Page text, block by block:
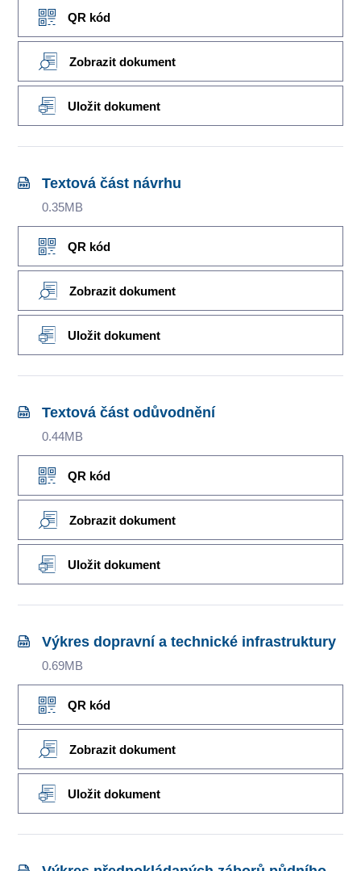
QR kód
Zobrazit dokument
Uložit dokument
Textová část návrhu
0.35MB
QR kód
Zobrazit dokument
Uložit dokument
Textová část odůvodnění
0.44MB
QR kód
Zobrazit dokument
Uložit dokument
Výkres dopravní a technické infrastruktury
0.69MB
QR kód
Zobrazit dokument
Uložit dokument